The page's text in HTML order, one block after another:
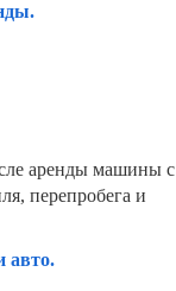
аренды машины с
перепробега и
авто.